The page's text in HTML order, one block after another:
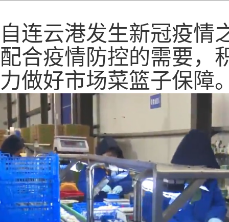
自连云港发生新冠疫情
配合疫情防控的需要，
力做好市场菜篮子保障